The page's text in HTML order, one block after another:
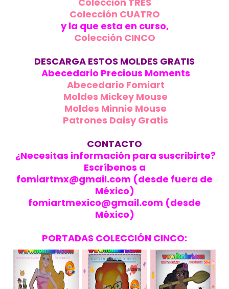
Colección CUATRO
y la que esta en curso,
Colección CINCO
DESCARGA ESTOS MOLDES GRATIS
Abecedario Precious Moments
Abecedario Fomiart
Moldes Mickey Mouse
Moldes Minnie Mouse
Patrones Daisy Gratis
CONTACTO
¿Necesitas información para suscribirte?
Escríbenos a
fomiartmx@gmail.com (desde fuera de
México)
fomiartmexico@gmail.com (desde
México)
PORTADAS COLECCIÓN CINCO: